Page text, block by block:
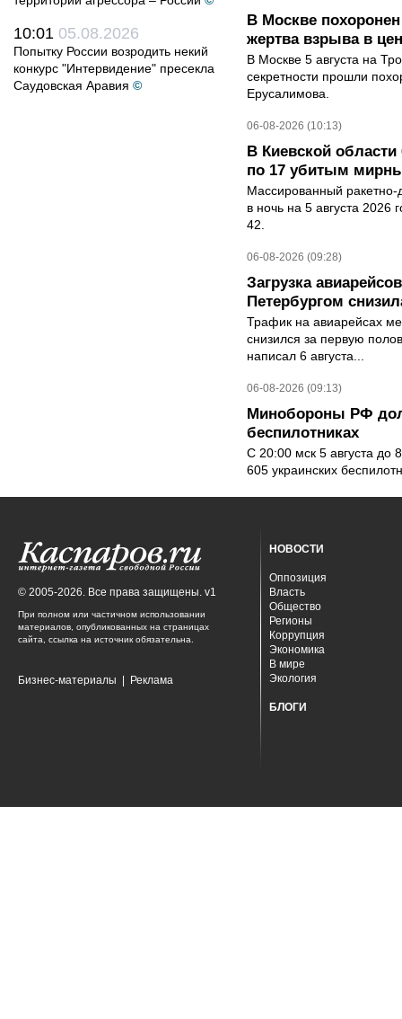
10:01 05.08.2026
Попытку России возродить некий
конкурс "Интервидение" пресекла
Саудовская Аравия ©
В Москве
жертва взрыва в
В Москве 5 августа на
секретности прошли
Ерусалимова.
06-08-2026 (10:13)
В Киевской
по 17 убитым
Массированный ракетно-
в ночь на 5 августа 2026
42.
06-08-2026 (09:28)
Загрузка
Петербургом
Трафик на авиарейсах
снизился за первую
написал 6 августа...
06-08-2026 (09:13)
Минобороны РФ
беспилотниках
С 20:00 мск 5 августа до
605 украинских
© 2005-2026. Все права защищены. v1
При полном или частичном использовании
материалов, опубликованных на страницах
сайта, ссылка на источник обязательна.
Бизнес-материалы Реклама
НОВОСТИ
Оппозиция
Власть
Общество
Регионы
Коррупция
Экономика
В мире
Экология
БЛОГИ